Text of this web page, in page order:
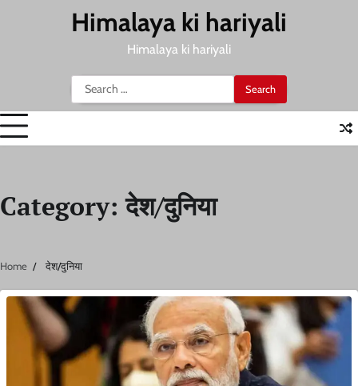
Himalaya ki hariyali
Himalaya ki hariyali
Search
for:
Category:देश/दुनिया
Home देश/दुनिया